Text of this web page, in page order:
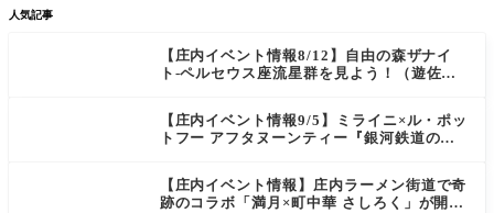
人気記事
【庄内イベント情報8/12】自由の森ザナイ
ト-ペルセウス座流星群を見よう！（遊佐
【庄内イベント情報9/5】ミライニ×ル・ポッ
トフー アフタヌーンティー『銀河鉄道の
【庄内イベント情報】庄内ラーメン街道で奇
跡のコラボ「満月×町中華 さしろく」が開催